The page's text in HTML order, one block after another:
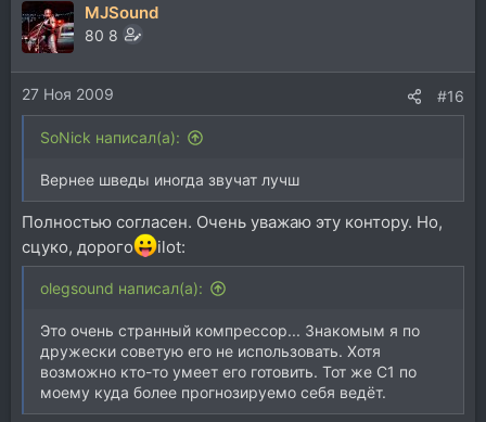
MJSound
80 8
27 Ноя 2009 #16
SoNick написал(а):
Вернее шведы иногда звучат лучш
Полностью согласен. Очень уважаю эту контору. Но,
сцуко, дорого
ilot:
olegsound написал(а):
Это очень странный компрессор... Знакомым я по
дружески советую его не использовать. Хотя
возможно кто-то умеет его готовить. Тот же С1 по
моему куда более прогнозируемо себя ведёт.